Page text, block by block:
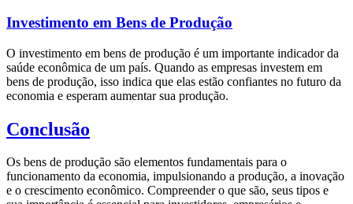
Investimento em Bens de Produção
O investimento em bens de produção é um importante indicador da
saúde econômica de um país. Quando as empresas investem em
bens de produção, isso indica que elas estão confiantes no futuro da
economia e esperam aumentar sua produção.
Conclusão
Os bens de produção são elementos fundamentais para o
funcionamento da economia, impulsionando a produção, a inovação
e o crescimento econômico. Compreender o que são, seus tipos e